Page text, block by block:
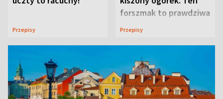
Przepisy
forszmak to prawdziwa
uczta
Przepisy